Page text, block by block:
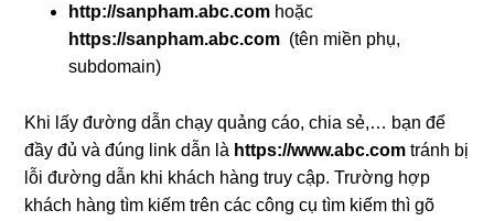
http://sanpham.abc.com hoặc
https://sanpham.abc.com (tên miền phụ,
subdomain)
Khi lấy đường dẫn chạy quảng cáo, chia sẻ,… bạn để
đầy đủ và đúng link dẫn là https://www.abc.comtránh bị
lỗi đường dẫn khi khách hàng truy cập. Trường hợp
khách hàng tìm kiếm trên các công cụ tìm kiếm thì gõ